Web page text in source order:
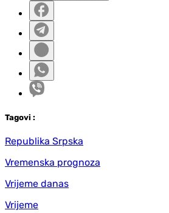
Tagovi :
Republika Srpska
Vremenska prognoza
Vrijeme danas
Vrijeme